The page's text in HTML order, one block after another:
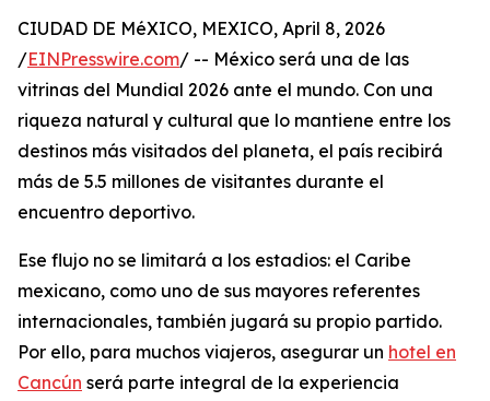
CIUDAD DE MéXICO, MEXICO, April 8, 2026
/EINPresswire.com/ -- México será una de las
vitrinas del Mundial 2026 ante el mundo. Con una
riqueza natural y cultural que lo mantiene entre los
destinos más visitados del planeta, el país recibirá
más de 5.5 millones de visitantes durante el
encuentro deportivo.
Ese flujo no se limitará a los estadios: el Caribe
mexicano, como uno de sus mayores referentes
internacionales, también jugará su propio partido.
Por ello, para muchos viajeros, asegurar un hotel en
Cancún será parte integral de la experiencia